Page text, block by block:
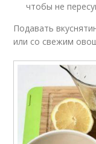
чтобы не
Подавать
или со свежим